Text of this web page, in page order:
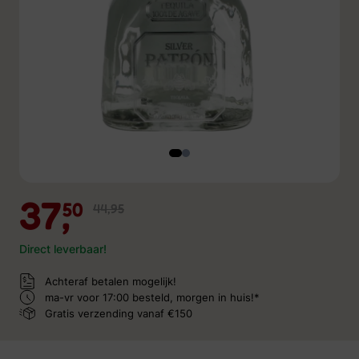
37,50 44,95
Direct leverbaar!
Achteraf betalen mogelijk!
ma-vr voor 17:00 besteld, morgen in huis!*
Gratis verzending vanaf €150